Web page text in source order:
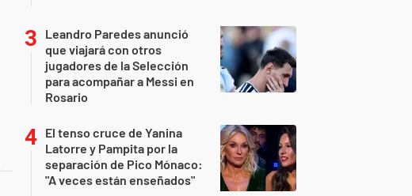
Leandro Paredes anunció
que viajará con otros
jugadores de la Selección
para acompañar a Messi en
Rosario
El tenso cruce de Yanina
Latorre y Pampita por la
separación de Pico Mónaco:
"A veces están enseñados"